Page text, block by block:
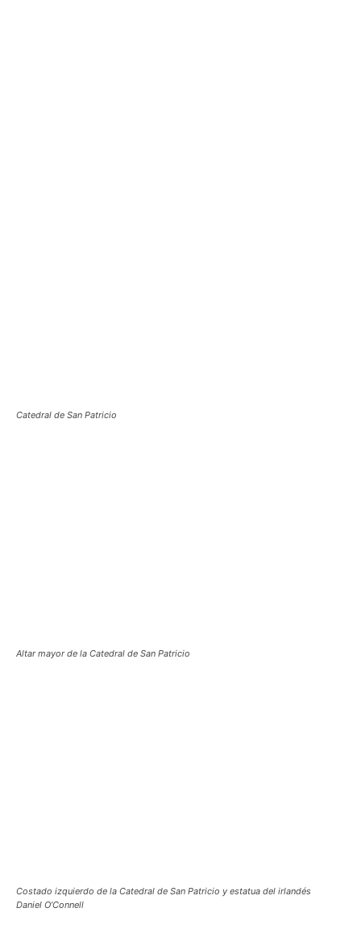
Catedral de San Patricio
Altar mayor de la Catedral de San Patricio
Costado izquierdo de la Catedral de San Patricio y estatua del irlandés
Daniel O’Connell